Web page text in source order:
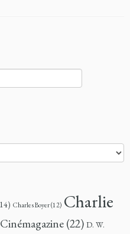
Charles Boyer(12) Charlie
Cinémagazine(22) D. W.